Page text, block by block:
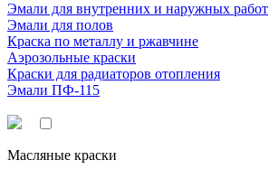
Эмали для внутренних и наружных работ
Эмали для полов
Краска по металлу и ржавчине
Аэрозольные краски
Краски для радиаторов отопления
Эмали ПФ-115
Масляные краски